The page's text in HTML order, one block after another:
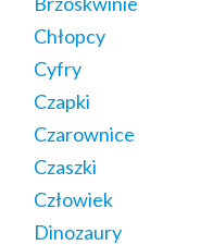
Chłopcy
Cyfry
Czapki
Czarownice
Czaszki
Człowiek
Dinozaury